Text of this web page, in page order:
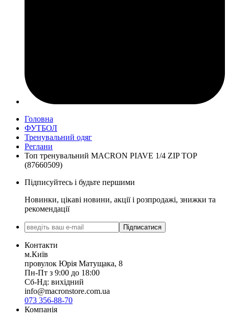
Головна
ФУТБОЛ
Тренувальний одяг
Реглани
Топ тренувальний MACRON PIAVE 1/4 ZIP TOP
(87660509)
Підписуйтесь і будьте першими
Новинки, цікаві новини, акції і розпродажі, знижки та
рекомендації
Підписатися
Контакти
м.Київ
провулок Юрія Матущака, 8
Пн-Пт з 9:00 до 18:00
Сб-Нд: вихідний
info@macronstore.com.ua
073 356-88-70
Компанія